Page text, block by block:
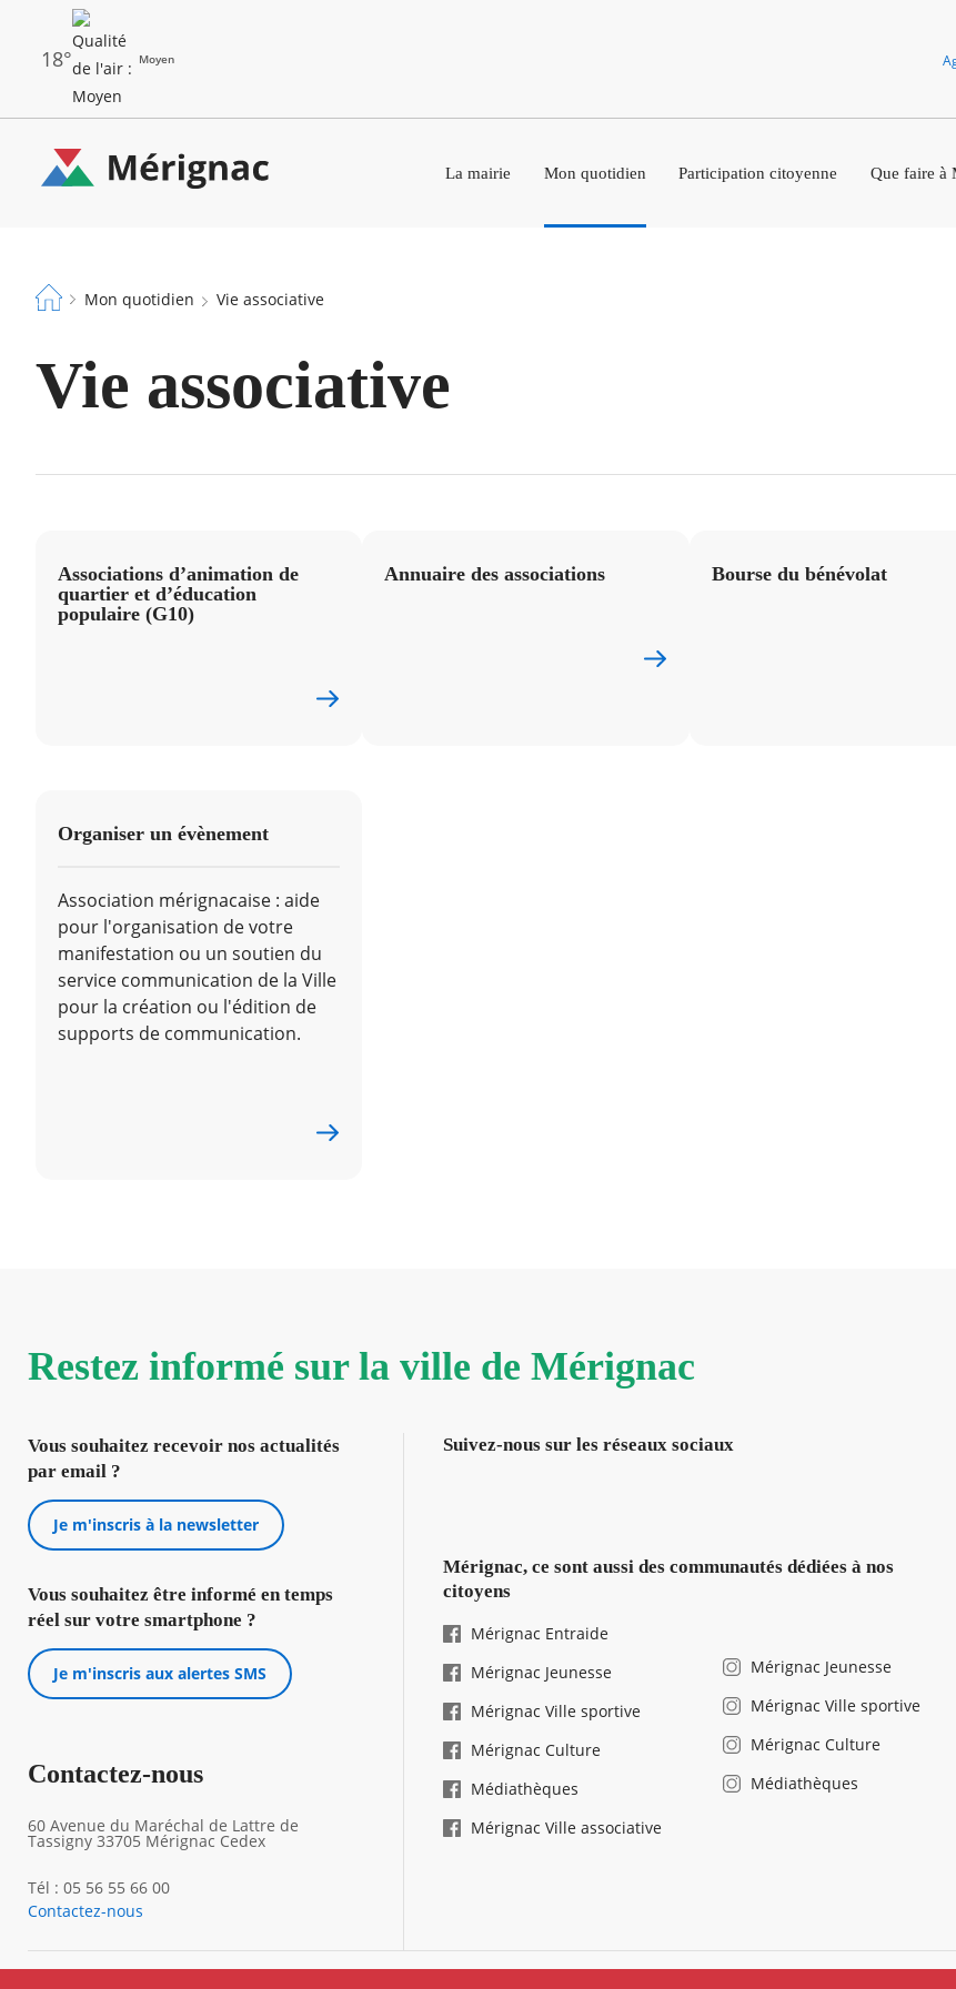
principal
18° Moyen
dernières
alertes
page
La mairie Mon quotidien Participation citoyenne Que faire à
Fil
Mon quotidien Vie associative
Vie associative
Associations d’animation de
quartier et d’éducation
populaire (G10)
Annuaire des associations Bourse du bénévolat
Organiser un évènement
Association mérignacaise : aide
pour l'organisation de votre
manifestation ou un soutien du
service communication de la Ville
pour la création ou l'édition de
supports de communication.
Restez informé sur la ville de Mérignac
Vous souhaitez recevoir nos actualités
par email ?
Je m'inscris à la newsletter
Vous souhaitez être informé en temps
réel sur votre smartphone ?
Je m'inscris aux alertes SMS
Contactez-nous
60 Avenue du Maréchal de Lattre de
Tassigny 33705 Mérignac Cedex
Tél : 05 56 55 66 00
Contactez-nous
Suivez-nous sur les réseaux sociaux
Mérignac, ce sont aussi des communautés dédiées à nos
citoyens
Mérignac Entraide
Mérignac Jeunesse
Mérignac Ville sportive
Mérignac Culture
Médiathèques
Mérignac Ville associative
Mérignac Jeunesse
Mérignac Ville sportive
Mérignac Culture
Médiathèques